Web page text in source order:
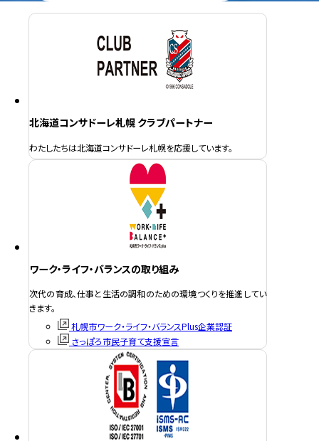
北海道コンサドーレ札幌 クラブパートナー
わたしたちは北海道コンサドーレ札幌を応援しています。
ワーク・ライフ・バランスの取り組み
次代の育成、仕事と生活の調和のための環境つくりを推進してい
きます。
札幌市ワーク・ライフ・バランスPlus企業認証
さっぽろ市民子育て支援宣言